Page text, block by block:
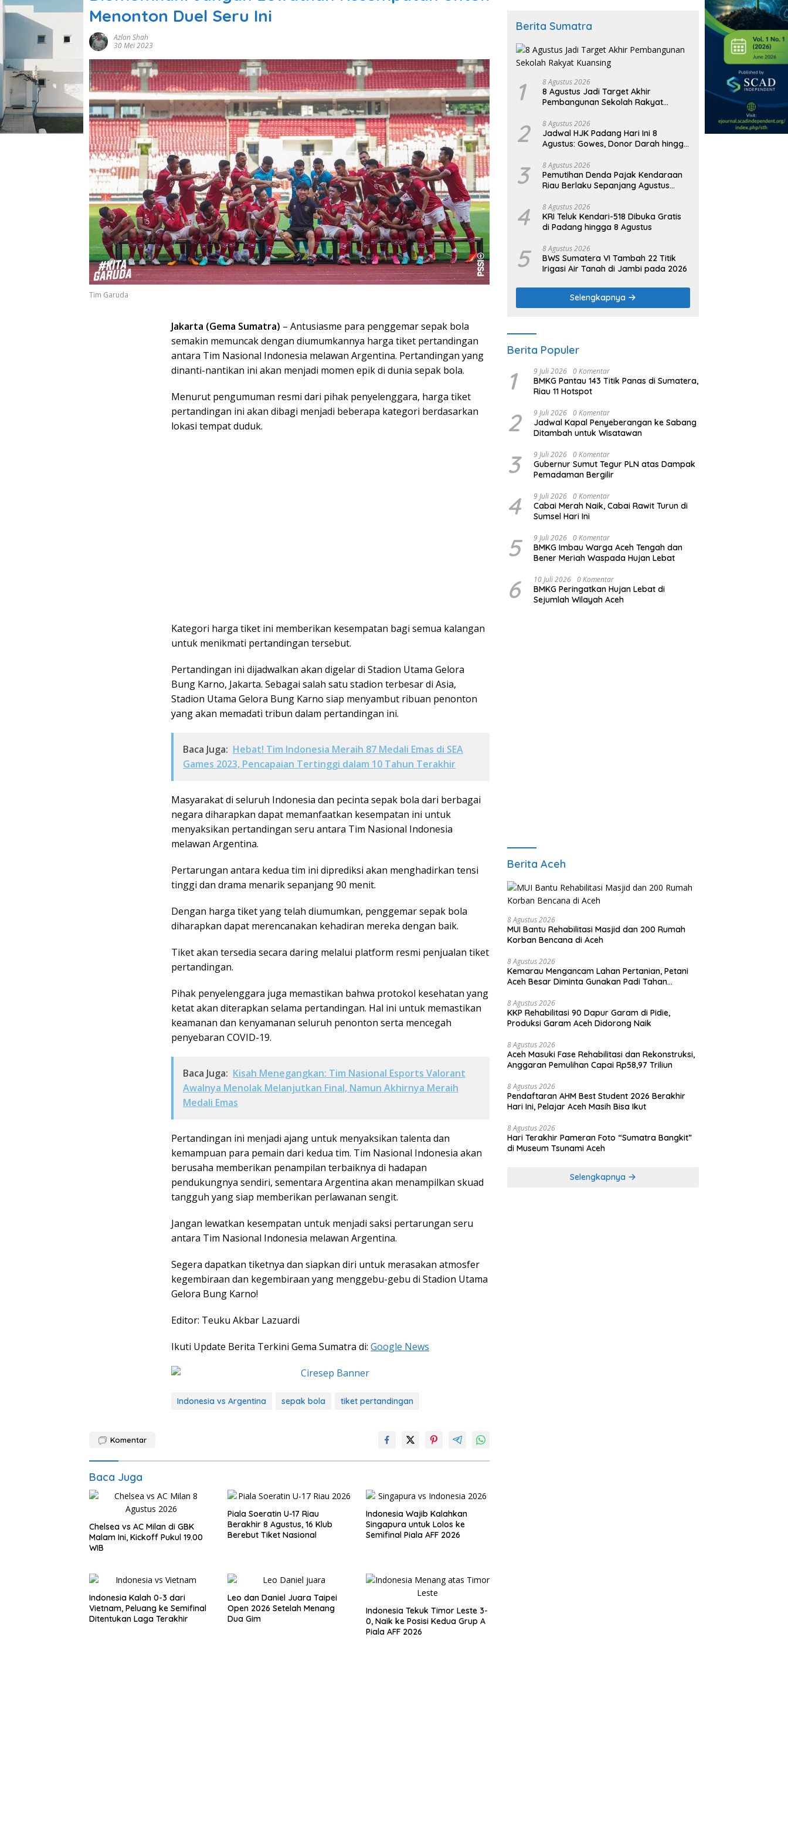
Menonton Duel Seru Ini
Azlan Shah
30 Mei 2023
Tim Garuda
Jakarta (Gema Sumatra) – Antusiasme para penggemar sepak bola
semakin memuncak dengan diumumkannya harga tiket pertandingan
antara Tim Nasional Indonesia melawan Argentina. Pertandingan yang
dinanti-nantikan ini akan menjadi momen epik di dunia sepak bola.
Menurut pengumuman resmi dari pihak penyelenggara, harga tiket
pertandingan ini akan dibagi menjadi beberapa kategori berdasarkan
lokasi tempat duduk.
Kategori harga tiket ini memberikan kesempatan bagi semua kalangan
untuk menikmati pertandingan tersebut.
Pertandingan ini dijadwalkan akan digelar di Stadion Utama Gelora
Bung Karno, Jakarta. Sebagai salah satu stadion terbesar di Asia,
Stadion Utama Gelora Bung Karno siap menyambut ribuan penonton
yang akan memadati tribun dalam pertandingan ini.
Baca Juga: Hebat! Tim Indonesia Meraih 87 Medali Emas di SEA
Games 2023, Pencapaian Tertinggi dalam 10 Tahun Terakhir
Masyarakat di seluruh Indonesia dan pecinta sepak bola dari berbagai
negara diharapkan dapat memanfaatkan kesempatan ini untuk
menyaksikan pertandingan seru antara Tim Nasional Indonesia
melawan Argentina.
Pertarungan antara kedua tim ini diprediksi akan menghadirkan tensi
tinggi dan drama menarik sepanjang 90 menit.
Dengan harga tiket yang telah diumumkan, penggemar sepak bola
diharapkan dapat merencanakan kehadiran mereka dengan baik.
Tiket akan tersedia secara daring melalui platform resmi penjualan tiket
pertandingan.
Pihak penyelenggara juga memastikan bahwa protokol kesehatan yang
ketat akan diterapkan selama pertandingan. Hal ini untuk memastikan
keamanan dan kenyamanan seluruh penonton serta mencegah
penyebaran COVID-19.
Baca Juga: Kisah Menegangkan: Tim Nasional Esports Valorant
Awalnya Menolak Melanjutkan Final, Namun Akhirnya Meraih
Medali Emas
Pertandingan ini menjadi ajang untuk menyaksikan talenta dan
kemampuan para pemain dari kedua tim. Tim Nasional Indonesia akan
berusaha memberikan penampilan terbaiknya di hadapan
pendukungnya sendiri, sementara Argentina akan menampilkan skuad
tangguh yang siap memberikan perlawanan sengit.
Jangan lewatkan kesempatan untuk menjadi saksi pertarungan seru
antara Tim Nasional Indonesia melawan Argentina.
Segera dapatkan tiketnya dan siapkan diri untuk merasakan atmosfer
kegembiraan dan kegembiraan yang menggebu-gebu di Stadion Utama
Gelora Bung Karno!
Editor: Teuku Akbar Lazuardi
Ikuti Update Berita Terkini Gema Sumatra di: Google News
Indonesia vs Argentina sepak bola tiket pertandingan
Komentar
Baca Juga
Chelsea vs AC Milan di GBK
Malam Ini, Kickoff Pukul 19.00
WIB
Piala Soeratin U-17 Riau
Berakhir 8 Agustus, 16 Klub
Berebut Tiket Nasional
Indonesia Wajib Kalahkan
Singapura untuk Lolos ke
Semifinal Piala AFF 2026
Indonesia Kalah 0-3 dari
Vietnam, Peluang ke Semifinal
Ditentukan Laga Terakhir
Leo dan Daniel Juara Taipei
Open 2026 Setelah Menang
Dua Gim
Indonesia Tekuk Timor Leste 3-
0, Naik ke Posisi Kedua Grup A
Piala AFF 2026
Berita Sumatra
1 8 Agustus 2026
8 Agustus Jadi Target Akhir
Pembangunan Sekolah Rakyat
2 8 Agustus 2026
Jadwal HJK Padang Hari Ini 8
Agustus: Gowes, Donor Darah hingga
3 8 Agustus 2026
Pemutihan Denda Pajak Kendaraan
Riau Berlaku Sepanjang Agustus
4 8 Agustus 2026
KRI Teluk Kendari-518 Dibuka Gratis
di Padang hingga 8 Agustus
5 8 Agustus 2026
BWS Sumatera VI Tambah 22 Titik
Irigasi Air Tanah di Jambi pada 2026
Selengkapnya
Berita Populer
1 9 Juli 2026 0 Komentar
BMKG Pantau 143 Titik Panas di Sumatera,
Riau 11 Hotspot
2 9 Juli 2026 0 Komentar
Jadwal Kapal Penyeberangan ke Sabang
Ditambah untuk Wisatawan
3 9 Juli 2026 0 Komentar
Gubernur Sumut Tegur PLN atas Dampak
Pemadaman Bergilir
4 9 Juli 2026 0 Komentar
Cabai Merah Naik, Cabai Rawit Turun di
Sumsel Hari Ini
5 9 Juli 2026 0 Komentar
BMKG Imbau Warga Aceh Tengah dan
Bener Meriah Waspada Hujan Lebat
6 10 Juli 2026 0 Komentar
BMKG Peringatkan Hujan Lebat di
Sejumlah Wilayah Aceh
Berita Aceh
8 Agustus 2026
MUI Bantu Rehabilitasi Masjid dan 200 Rumah
Korban Bencana di Aceh
8 Agustus 2026
Kemarau Mengancam Lahan Pertanian, Petani
Aceh Besar Diminta Gunakan Padi Tahan
8 Agustus 2026
KKP Rehabilitasi 90 Dapur Garam di Pidie,
Produksi Garam Aceh Didorong Naik
8 Agustus 2026
Aceh Masuki Fase Rehabilitasi dan Rekonstruksi,
Anggaran Pemulihan Capai Rp58,97 Triliun
8 Agustus 2026
Pendaftaran AHM Best Student 2026 Berakhir
Hari Ini, Pelajar Aceh Masih Bisa Ikut
8 Agustus 2026
Hari Terakhir Pameran Foto “Sumatra Bangkit”
di Museum Tsunami Aceh
Selengkapnya